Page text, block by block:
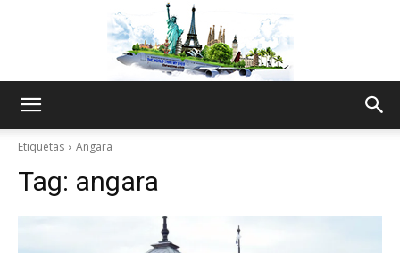
Etiquetas Angara
Tag: angara